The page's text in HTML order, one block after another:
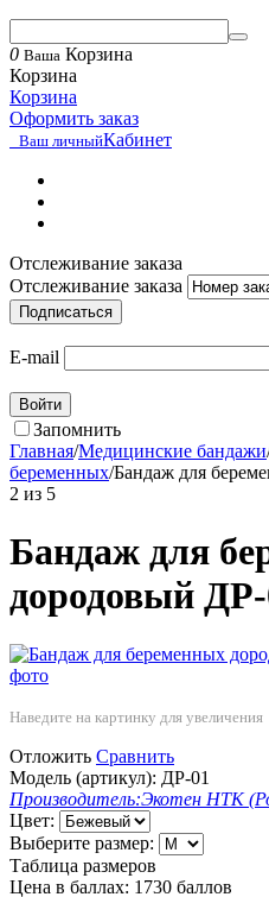
0 Ваша Корзина
Корзина
Корзина
Оформить заказ
Ваш личныйКабинет
Отслеживание заказа
Отслеживание заказа
Подписаться
E-mail
Войти
Запомнить
Главная/Медицинские бандажи
беременных/Бандаж для
2 из 5
Бандаж для
дородовый
Наведите на картинку для увеличения
Отложить Сравнить
Модель (артикул): ДР-01
Производитель:Экотен НТК
Цвет:
Выберите размер:
Таблица размеров
Цена в баллах: 1730 баллов